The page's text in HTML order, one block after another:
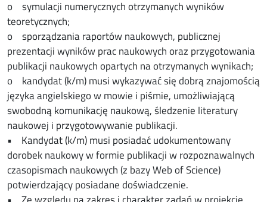
o symulacji numerycznych otrzymanych wyników
teoretycznych;
o sporządzania raportów naukowych, publicznej
prezentacji wyników prac naukowych oraz przygotowania
publikacji naukowych opartych na otrzymanych wynikach;
o kandydat (k/m) musi wykazywać się dobrą znajomością
języka angielskiego w mowie i piśmie, umożliwiającą
swobodną komunikację naukową, śledzenie literatury
naukowej i przygotowywanie publikacji.
• Kandydat (k/m) musi posiadać udokumentowany
dorobek naukowy w formie publikacji w rozpoznawalnych
czasopismach naukowych (z bazy Web of Science)
potwierdzający posiadane doświadczenie.